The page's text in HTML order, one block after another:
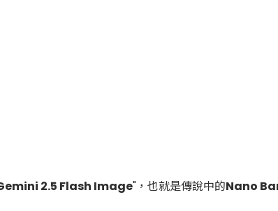
2.5 Flash Image"，也就是傳說中的Nano